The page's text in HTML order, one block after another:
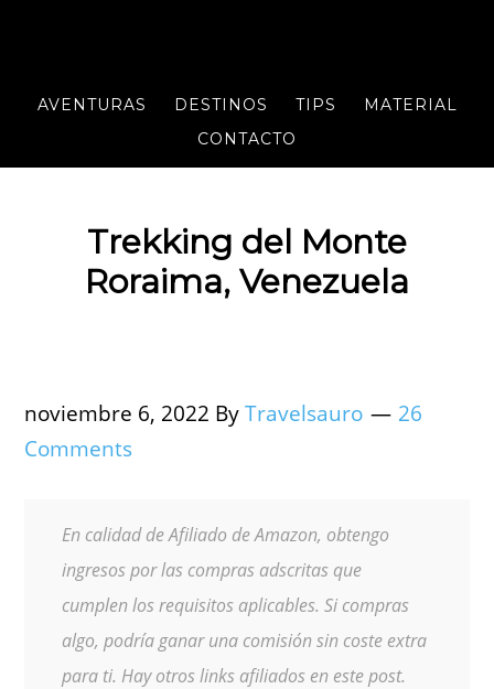
AVENTURAS DESTINOS TIPS
MATERIAL
CONTACTO
Trekking del Monte
Roraima, Venezuela
noviembre 6, 2022 ByTravelsauro
26
Comments
En calidad de Afiliado de Amazon, obtengo
ingresos por las compras adscritas que
cumplen los requisitos aplicables. Si compras
algo, podría ganar una comisión sin coste extra
para ti. Hay otros links afiliados en este post.